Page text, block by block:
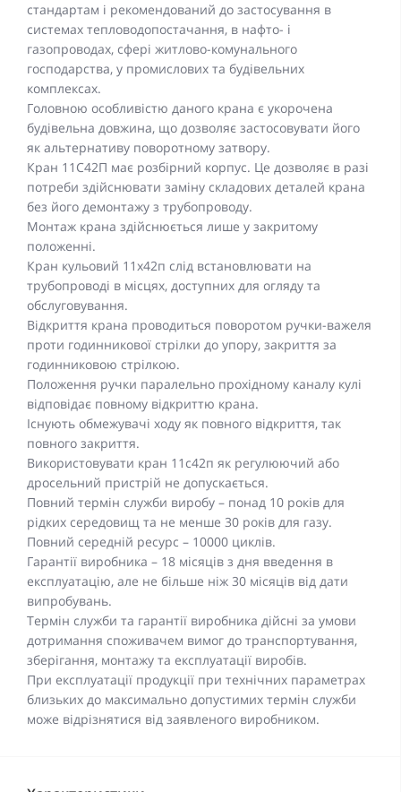
стандартам і рекомендований до застосування в
системах тепловодопостачання, в нафто- і
газопроводах, сфері житлово-комунального
господарства, у промислових та будівельних
комплексах.
Головною особливістю даного крана є укорочена
будівельна довжина, що дозволяє застосовувати його
як альтернативу поворотному затвору.
Кран 11С42П має розбірний корпус. Це дозволяє в разі
потреби здійснювати заміну складових деталей крана
без його демонтажу з трубопроводу.
Монтаж крана здійснюється лише у закритому
положенні.
Кран кульовий 11x42п слід встановлювати на
трубопроводі в місцях, доступних для огляду та
обслуговування.
Відкриття крана проводиться поворотом ручки-важеля
проти годинникової стрілки до упору, закриття за
годинниковою стрілкою.
Положення ручки паралельно прохідному каналу кулі
відповідає повному відкриттю крана.
Існують обмежувачі ходу як повного відкриття, так
повного закриття.
Використовувати кран 11с42п як регулюючий або
дросельний пристрій не допускається.
Повний термін служби виробу – понад 10 років для
рідких середовищ та не менше 30 років для газу.
Повний середній ресурс – 10000 циклів.
Гарантії виробника – 18 місяців з дня введення в
експлуатацію, але не більше ніж 30 місяців від дати
випробувань.
Термін служби та гарантії виробника дійсні за умови
дотримання споживачем вимог до транспортування,
зберігання, монтажу та експлуатації виробів.
При експлуатації продукції при технічних параметрах
близьких до максимально допустимих термін служби
може відрізнятися від заявленого виробником.